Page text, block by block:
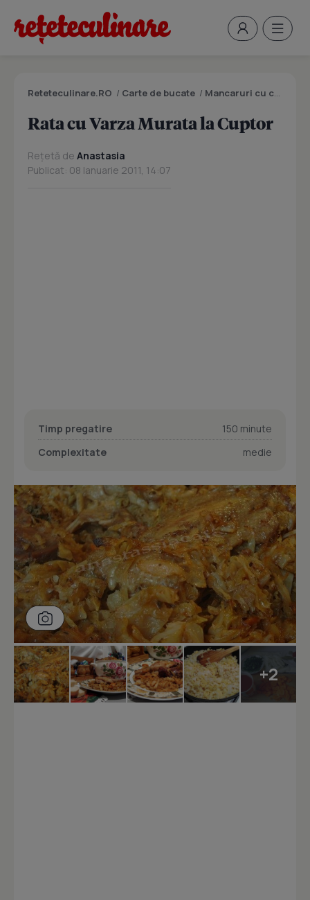
Reteteculinare.RO / Carte de bucate / Mancaruri cu carne
Rata cu Varza Murata la Cuptor
Rețetă de Anastasia
Publicat: 08 Ianuarie 2011, 14:07
Timp pregatire
150 minute
Complexitate
medie
+2